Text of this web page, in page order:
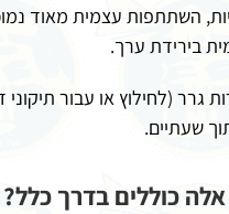
השתתפות עצמית מאוד
בירידת ערך.
גרר (לחילוץ או עבור תיקוני
שעתיים.
כוללים בדרך כלל?